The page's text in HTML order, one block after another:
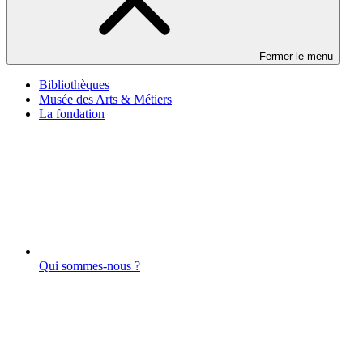
Fermer le menu
Bibliothèques
Musée des Arts & Métiers
La fondation
Qui sommes-nous ?